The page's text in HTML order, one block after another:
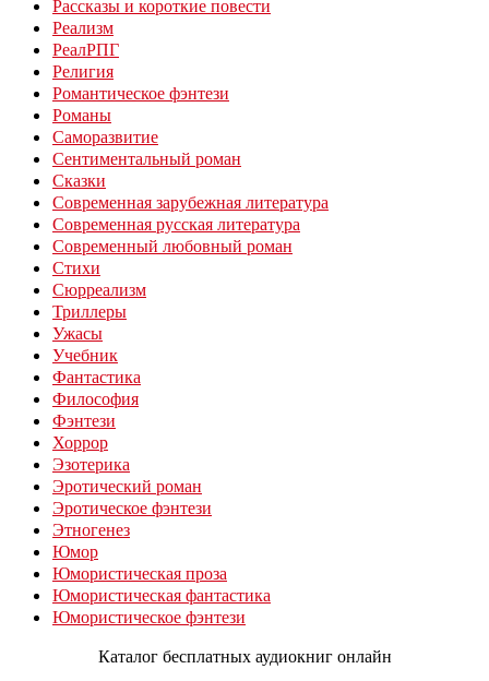
Рассказы и короткие повести
Реализм
РеалРПГ
Религия
Романтическое фэнтези
Романы
Саморазвитие
Сентиментальный роман
Сказки
Современная зарубежная литература
Современная русская литература
Современный любовный роман
Стихи
Сюрреализм
Триллеры
Ужасы
Учебник
Фантастика
Философия
Фэнтези
Хоррор
Эзотерика
Эротический роман
Эротическое фэнтези
Этногенез
Юмор
Юмористическая проза
Юмористическая фантастика
Юмористическое фэнтези
Каталог бесплатных аудиокниг онлайн